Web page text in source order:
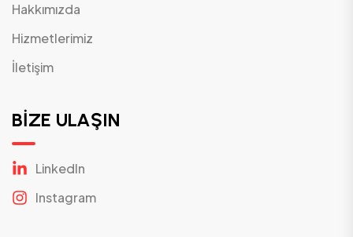
Hakkımızda
Hizmetlerimiz
İletişim
BİZE ULAŞIN
Linkedln
Instagram